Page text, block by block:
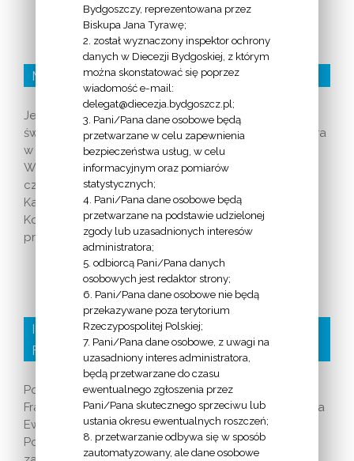
Materiały na Rok Wiary
Jezus Pantokrator - obraz Logo Roku Wiary Wiara w
świetle Katechizmu Kościoła Katolickiego - cz. 1 Wiara
w świetle Katechizmu Kościoła Katolickiego - cz. 2
Wiara w świetle Katechizmu Kościoła Katolickiego -
cz. 3 Wiara w świetle Katechizmu Kościoła
Katolickiego - cz. 4 Wiara w świetle Katechizmu
Kościoła Katolickiego - cz. 5 Ogólnopolskie
przedsięwzięcia duszpasterskie związane [...]
III Zakon Franciszkański – Zakon Świeckich (Ordo
Franciscanum Saecularis) Prowincja Poznańska
Początki Zakonu sięgają r. 1221, w którym św.
Franciszek zaproponował świeckim nową formę życia
Ewangelią nazywając ich „Braćmi i Siostrami od
Pokuty". Zakon odrodził Ojciec Św. Paweł VI
Bydgoszczy, reprezentowana przez
Biskupa Jana Tyrawę;
2. został wyznaczony inspektor ochrony
danych w Diecezji Bydgoskiej, z którym
można skonstatować się poprzez
wiadomość e-mail:
delegat@diecezja.bydgoszcz.pl;
3. Pani/Pana dane osobowe będą
przetwarzane w celu zapewnienia
bezpieczeństwa usług, w celu
informacyjnym oraz pomiarów
statystycznych;
4. Pani/Pana dane osobowe będą
przetwarzane na podstawie udzielonej
zgody lub uzasadnionych interesów
administratora;
5. odbiorcą Pani/Pana danych
osobowych jest redaktor strony;
6. Pani/Pana dane osobowe nie będą
przekazywane poza terytorium
Rzeczypospolitej Polskiej;
7. Pani/Pana dane osobowe, z uwagi na
uzasadniony interes administratora,
będą przetwarzane do czasu
ewentualnego zgłoszenia przez
Pani/Pana skutecznego sprzeciwu lub
ustania okresu ewentualnych roszczeń;
8. przetwarzanie odbywa się w sposób
zautomatyzowany, ale dane osobowe